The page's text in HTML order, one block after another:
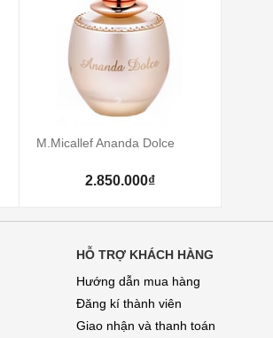
M.Micallef Ananda Dolce
2.850.000₫
HỖ TRỢ KHÁCH HÀNG
Hướng dẫn mua hàng
Đăng kí thành viên
Giao nhận và thanh toán